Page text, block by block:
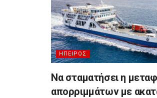
ΉΠΕΙΡΟΣ
Να σταματήσει η
απορριμμάτων με